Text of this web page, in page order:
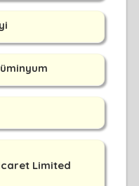
Limited